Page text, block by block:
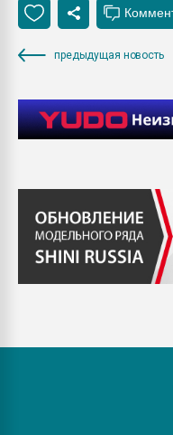
предыдущая новость